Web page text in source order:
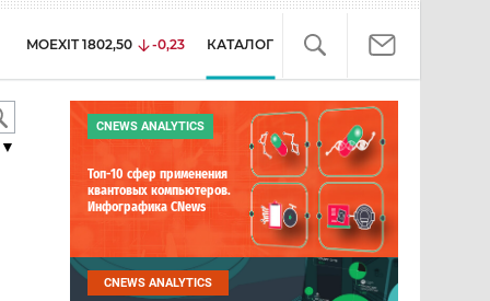
MOEXIT 1802,50 -0,23 КАТАЛОГ
CNEWS ANALYTICS
Топ-10 сфер применения
квантовых компьютеров.
Инфографика CNews
CNEWS ANALYTICS